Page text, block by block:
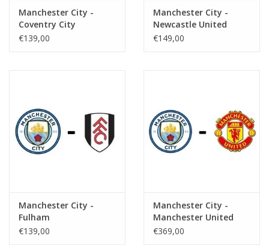
Manchester City -
Coventry City
€139,00
Manchester City -
Newcastle United
€149,00
Manchester City -
Fulham
€139,00
Manchester City -
Manchester United
€369,00